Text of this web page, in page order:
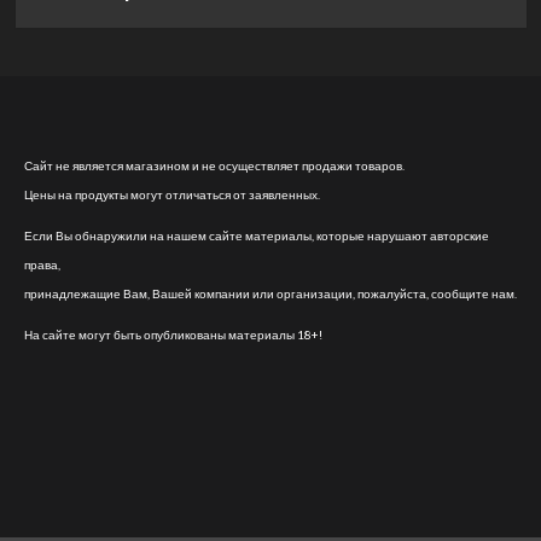
Сайт не является магазином и не осуществляет продажи товаров.
Цены на продукты могут отличаться от заявленных.
Если Вы обнаружили на нашем сайте материалы, которые нарушают авторские
права,
принадлежащие Вам, Вашей компании или организации, пожалуйста, сообщите нам.
На сайте могут быть опубликованы материалы 18+!